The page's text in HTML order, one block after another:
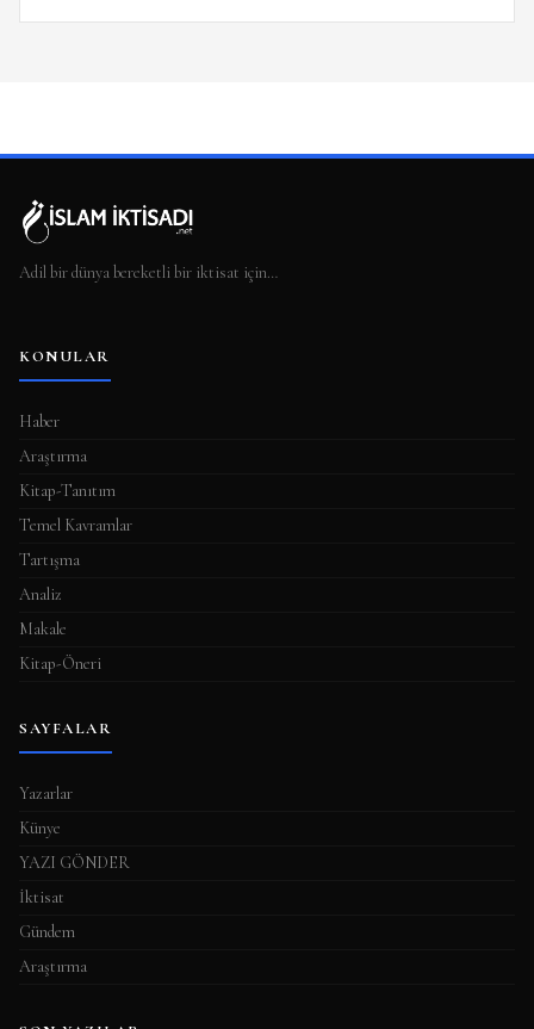
Adil bir dünya bereketli bir iktisat için…
KONULAR
Haber
Araştırma
Kitap-Tanıtım
Temel Kavramlar
Tartışma
Analiz
Makale
Kitap-Öneri
SAYFALAR
Yazarlar
Künye
YAZI GÖNDER
İktisat
Gündem
Araştırma